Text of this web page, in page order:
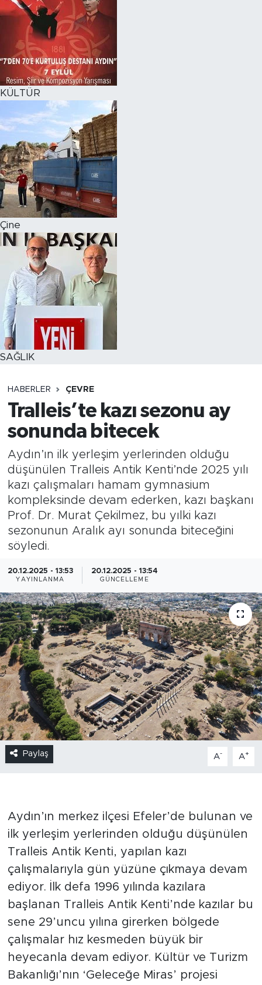
KÜLTÜR
Çine
SAĞLIK
HABERLER ÇEVRE
Tralleis’te kazı sezonu ay
sonunda bitecek
Aydın’ın ilk yerleşim yerlerinden olduğu
düşünülen Tralleis Antik Kenti’nde 2025 yılı
kazı çalışmaları hamam gymnasium
kompleksinde devam ederken, kazı başkanı
Prof. Dr. Murat Çekilmez, bu yılki kazı
sezonunun Aralık ayı sonunda biteceğini
söyledi.
20.12.2025 - 13:53
YAYINLANMA
20.12.2025 - 13:54
GÜNCELLEME
Paylaş A- A+
Aydın’ın merkez ilçesi Efeler’de bulunan ve
ilk yerleşim yerlerinden olduğu düşünülen
Tralleis Antik Kenti, yapılan kazı
çalışmalarıyla gün yüzüne çıkmaya devam
ediyor. İlk defa 1996 yılında kazılara
başlanan Tralleis Antik Kenti’nde kazılar bu
sene 29’uncu yılına girerken bölgede
çalışmalar hız kesmeden büyük bir
heyecanla devam ediyor. Kültür ve Turizm
Bakanlığı’nın ‘Geleceğe Miras’ projesi